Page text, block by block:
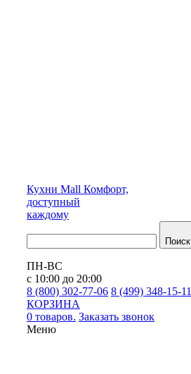
Кухни Mall Комфорт,
доступный
каждому
Поиск
ПН-ВС
с 10:00 до 20:00
8 (800) 302-77-06 8 (499) 348-15-11
КОРЗИНА
0 товаров. Заказать звонок
Меню